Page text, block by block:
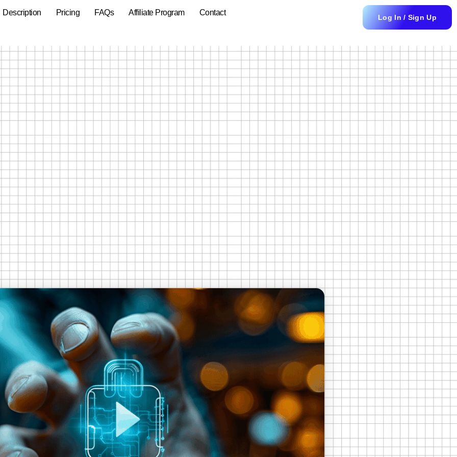
Description Pricing FAQs Affiliate Program Contact
Log In / Sign Up